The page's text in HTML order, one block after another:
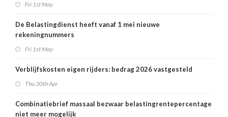
Fri 1st May
De Belastingdienst heeft vanaf 1 mei nieuwe
rekeningnummers
Fri 1st May
Verblijfskosten eigen rijders: bedrag 2026 vastgesteld
Thu 30th Apr
Combinatiebrief massaal bezwaar belastingrentepercentage
niet meer mogelijk